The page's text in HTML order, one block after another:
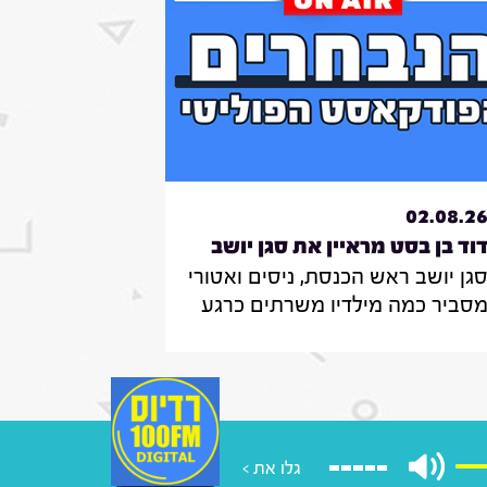
02.08.26
דוד בן בסט מראיין את סגן יושב
ראש הכנסת, ניסים
ואטורי|31.7.26
סגן יושב ראש הכנסת, ניסים ואטורי
מסביר כמה מילדיו משרתים כרגע
שמקפיא מעצרים של משתמטים
בממשלה הבאה
גלו את >